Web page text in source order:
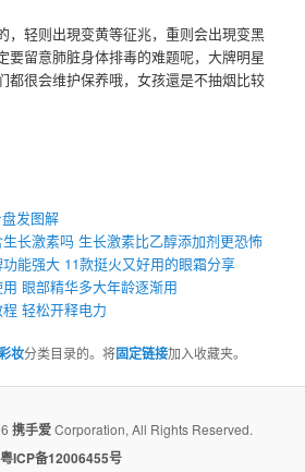
，轻则出現变黄等征兆，重则会出現变黑
要留意肺脏身体排毒的难题呢，大牌明星
都很会维护保养哦，女孩還是不抽烟比较
发图解
长激素吗 生长激素比乙醇添加剂更恐怖
能强大 11款挺火又好用的眼霜分享
眼部精华多大年龄逐渐用
轻松开释电力
妆分类目录的。将固定链接加入收藏夹。
携手爱Corporation, All Rights Reserved.
粤ICP备12006455号